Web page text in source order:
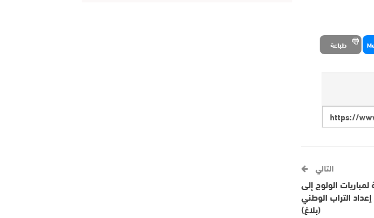
طباعة
التالي
لمباريات الولوج إلى
التراب الوطني
(بلاغ)